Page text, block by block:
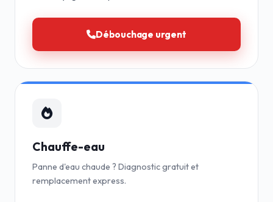
Débouchage urgent
Chauffe-eau
Panne d'eau chaude ? Diagnostic gratuit et
remplacement express.